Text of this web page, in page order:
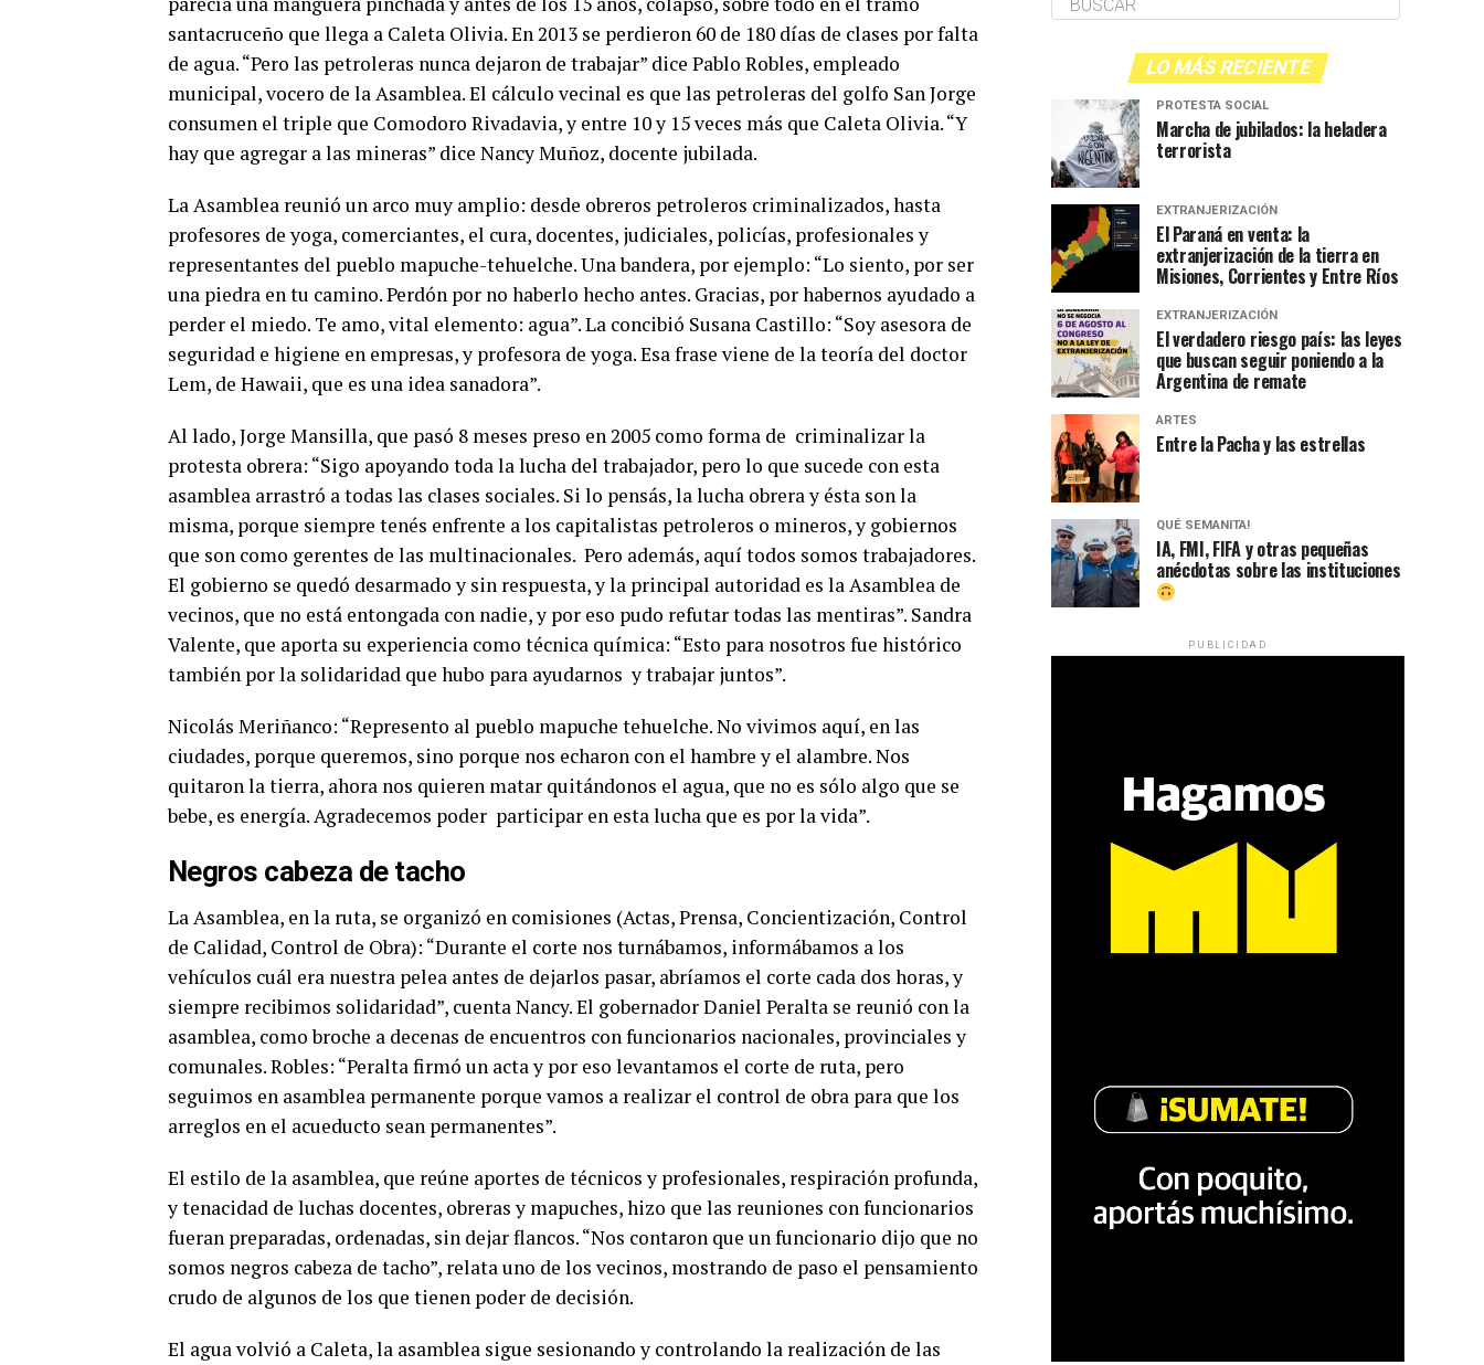
santacruceño que llega a Caleta Olivia. En 2013 se perdieron 60 de 180 días de clases por falta
de agua. “Pero las petroleras nunca dejaron de trabajar” dice Pablo Robles, empleado
municipal, vocero de la Asamblea. El cálculo vecinal es que las petroleras del golfo San Jorge
consumen el triple que Comodoro Rivadavia, y entre 10 y 15 veces más que Caleta Olivia. “Y
hay que agregar a las mineras” dice Nancy Muñoz, docente jubilada.
La Asamblea reunió un arco muy amplio: desde obreros petroleros criminalizados, hasta
profesores de yoga, comerciantes, el cura, docentes, judiciales, policías, profesionales y
representantes del pueblo mapuche-tehuelche. Una bandera, por ejemplo: “Lo siento, por ser
una piedra en tu camino. Perdón por no haberlo hecho antes. Gracias, por habernos ayudado a
perder el miedo. Te amo, vital elemento: agua”. La concibió Susana Castillo: “Soy asesora de
seguridad e higiene en empresas, y profesora de yoga. Esa frase viene de la teoría del doctor
Lem, de Hawaii, que es una idea sanadora”.
Al lado, Jorge Mansilla, que pasó 8 meses preso en 2005 como forma de criminalizar la
protesta obrera: “Sigo apoyando toda la lucha del trabajador, pero lo que sucede con esta
asamblea arrastró a todas las clases sociales. Si lo pensás, la lucha obrera y ésta son la
misma, porque siempre tenés enfrente a los capitalistas petroleros o mineros, y gobiernos
que son como gerentes de las multinacionales. Pero además, aquí todos somos trabajadores.
El gobierno se quedó desarmado y sin respuesta, y la principal autoridad es la Asamblea de
vecinos, que no está entongada con nadie, y por eso pudo refutar todas las mentiras”. Sandra
Valente, que aporta su experiencia como técnica química: “Esto para nosotros fue histórico
también por la solidaridad que hubo para ayudarnos y trabajar juntos”.
Nicolás Meriñanco: “Represento al pueblo mapuche tehuelche. No vivimos aquí, en las
ciudades, porque queremos, sino porque nos echaron con el hambre y el alambre. Nos
quitaron la tierra, ahora nos quieren matar quitándonos el agua, que no es sólo algo que se
bebe, es energía. Agradecemos poder participar en esta lucha que es por la vida”.
Negros cabeza de tacho
La Asamblea, en la ruta, se organizó en comisiones (Actas, Prensa, Concientización, Control
de Calidad, Control de Obra): “Durante el corte nos turnábamos, informábamos a los
vehículos cuál era nuestra pelea antes de dejarlos pasar, abríamos el corte cada dos horas, y
siempre recibimos solidaridad”, cuenta Nancy. El gobernador Daniel Peralta se reunió con la
asamblea, como broche a decenas de encuentros con funcionarios nacionales, provinciales y
comunales. Robles: “Peralta firmó un acta y por eso levantamos el corte de ruta, pero
seguimos en asamblea permanente porque vamos a realizar el control de obra para que los
arreglos en el acueducto sean permanentes”.
El estilo de la asamblea, que reúne aportes de técnicos y profesionales, respiración profunda,
y tenacidad de luchas docentes, obreras y mapuches, hizo que las reuniones con funcionarios
fueran preparadas, ordenadas, sin dejar flancos. “Nos contaron que un funcionario dijo que no
somos negros cabeza de tacho”, relata uno de los vecinos, mostrando de paso el pensamiento
crudo de algunos de los que tienen poder de decisión.
El agua volvió a Caleta, la asamblea sigue sesionando y controlando la realización de las
LO MÁS RECIENTE
PROTESTA SOCIAL
Marcha de jubilados: la heladera
terrorista
EXTRANJERIZACIÓN
El Paraná en venta: la
extranjerización de la tierra en
Misiones, Corrientes y Entre Ríos
EXTRANJERIZACIÓN
El verdadero riesgo país: las leyes
que buscan seguir poniendo a la
Argentina de remate
ARTES
Entre la Pacha y las estrellas
QUÉ SEMANITA!
IA, FMI, FIFA y otras pequeñas
anécdotas sobre las instituciones
PUBLICIDAD